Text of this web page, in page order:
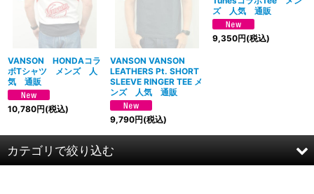
VANSON HONDAコラ
ボTシャツ メンズ 人
気 通販
10,780円(税込)
VANSON VANSON
LEATHERS Pt. SHORT
SLEEVE RINGER TEE メ
ンズ 人気 通販
9,790円(税込)
ズ 人気 通販
9,350円(税込)
カテゴリで絞り込む